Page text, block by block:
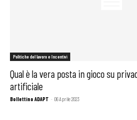
Politiche del lavoro e Incentivi
Qual è la vera posta in gioco su
artificiale
Bollettino ADAPT - 06 Aprile 2023